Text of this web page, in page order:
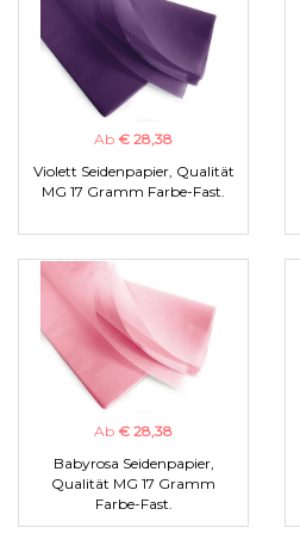
Ab € 28,38
Violett Seidenpapier, Qualität
MG 17 Gramm Farbe-Fast.
Ab € 28,38
Babyrosa Seidenpapier,
Qualität MG 17 Gramm
Farbe-Fast.